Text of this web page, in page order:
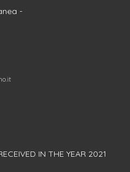
-
IN THE YEAR 2021